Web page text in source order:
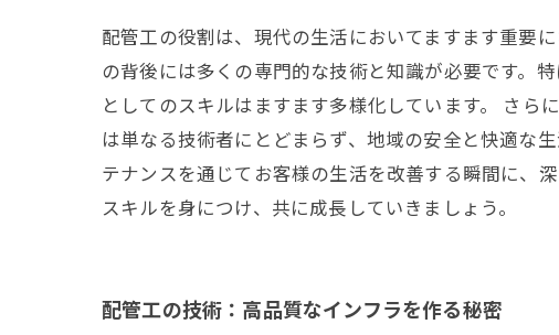
配管工の役割は、現代の生活においてますます重要
の背後には多くの専門的な技術と知識が必要です。
としてのスキルはますます多様化しています。 さら
は単なる技術者にとどまらず、地域の安全と快適な
テナンスを通じてお客様の生活を改善する瞬間に、
スキルを身につけ、共に成長していきましょう。
配管工の技術：高品質なインフラを作る秘密